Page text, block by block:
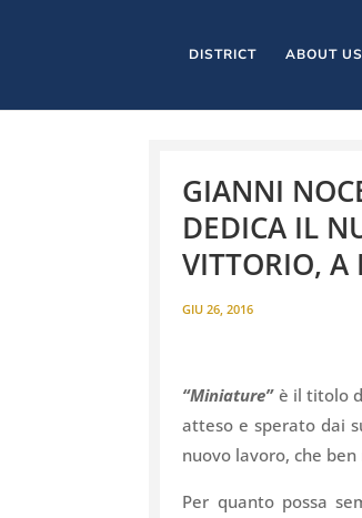
DISTRICT ABOUT US
GIANNI
DEDICA IL
VITTORIO, A
GIU 26, 2016
“Miniature”è il titolo
atteso e sperato dai
nuovo lavoro, che
Per quanto possa